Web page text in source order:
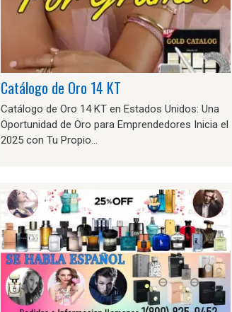
Catálogo de Oro 14 KT
Catálogo de Oro 14 KT en Estados Unidos: Una
Oportunidad de Oro para Emprendedores Inicia el
2025 con Tu Propio…